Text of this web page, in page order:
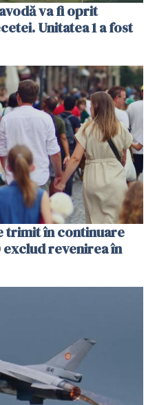
va fi oprit
Unitatea 1 a fost
trimit în continuare
exclud revenirea în